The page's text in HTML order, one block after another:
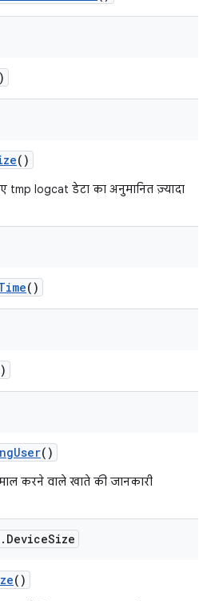
()
tmp logcat डेटा का अनुमानित ज़्यादा
()
User()
करने वाले खाते की जानकारी
. DeviceSize
()